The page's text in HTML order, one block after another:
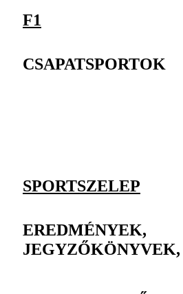
F1
CSAPATSPORTOK
SPORTSZELEP
EREDMÉNYEK,